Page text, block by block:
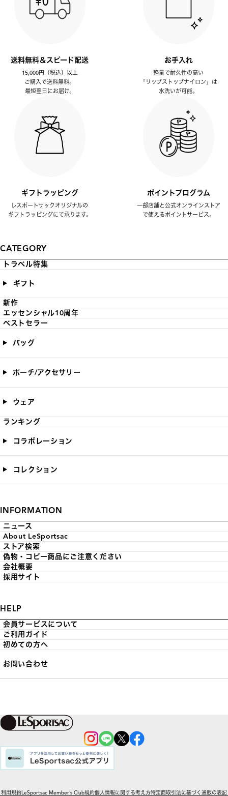
送料無料＆スピード配送
15,000円（税込）以上
ご購入で送料無料。
最短翌日にお届け。
お手入れ
軽量で耐久性の高い
「リップストップナイロン」は
水洗いが可能。
ギフトラッピング
レスポートサックオリジナルの
ギフトラッピングにて承ります。
ポイントプログラム
一部店舗と公式オンラインストア
で使えるポイントサービス。
CATEGORY
トラベル特集
ギフト
新作
エッセンシャル10周年
ベストセラー
バッグ
ポーチ/アクセサリー
ウェア
ランキング
コラボレーション
コレクション
INFORMATION
ニュース
About LeSportsac
ストア検索
偽物・コピー商品にご注意ください
会社概要
採用サイト
HELP
会員サービスについて
ご利用ガイド
初めての方へ
お問い合わせ
利用規約LeSportsac Member’s Club規約個人情報に関する考え方特定商取引法に基づく通販の表記